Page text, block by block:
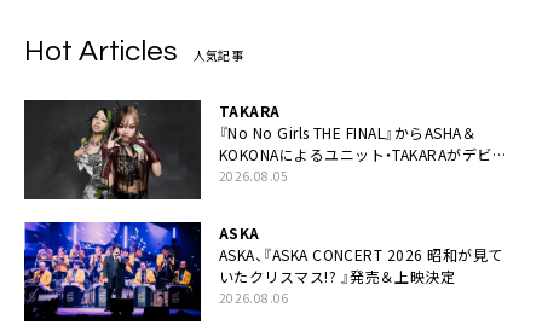
Hot Articles 人気記事
TAKARA
『No No Girls THE FINAL』からASHA＆
KOKONAによるユニット・TAKARAがデビュ
ー
2026.08.05
ASKA
ASKA、『ASKA CONCERT 2026 昭和が見て
いたクリスマス!? 』発売＆上映決定
2026.08.06